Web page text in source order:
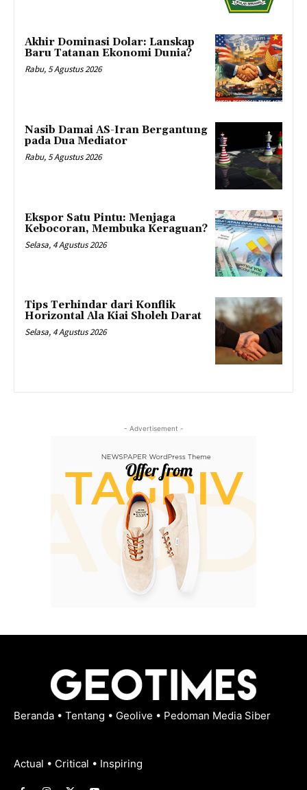
Akhir Dominasi Dolar: Lanskap
Baru Tatanan Ekonomi Dunia?
Rabu, 5 Agustus 2026
Nasib Damai AS-Iran Bergantung
pada Dua Mediator
Rabu, 5 Agustus 2026
Ekspor Satu Pintu: Menjaga
Kebocoran, Membuka Keraguan?
Selasa, 4 Agustus 2026
Tips Terhindar dari Konflik
Horizontal Ala Kiai Sholeh Darat
Selasa, 4 Agustus 2026
- Advertisement -
Beranda • Tentang • Geolive • Pedoman Media Siber
Actual • Critical • Inspiring